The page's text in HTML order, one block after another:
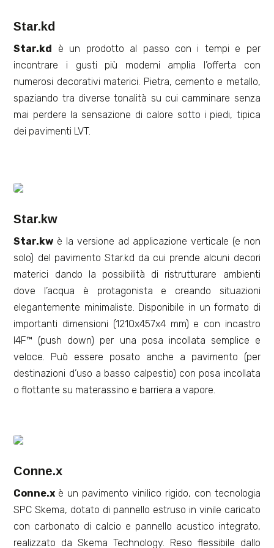
Star.kd
Star.kd è un prodotto al passo con i tempi e per
incontrare i gusti più moderni amplia l’offerta con
numerosi decorativi materici. Pietra, cemento e metallo,
spaziando tra diverse tonalità su cui camminare senza
mai perdere la sensazione di calore sotto i piedi, tipica
dei pavimenti LVT.
Star.kw
Star.kw è la versione ad applicazione verticale (e non
solo) del pavimento Star.kd da cui prende alcuni decori
materici dando la possibilità di ristrutturare ambienti
dove l’acqua è protagonista e creando situazioni
elegantemente minimaliste. Disponibile in un formato di
importanti dimensioni (1210x457x4 mm) e con incastro
I4F™ (push down) per una posa incollata semplice e
veloce. Può essere posato anche a pavimento (per
destinazioni d’uso a basso calpestio) con posa incollata
o flottante su materassino e barriera a vapore.
Conne.x
Conne.x è un pavimento vinilico rigido, con tecnologia
SPC Skema, dotato di pannello estruso in vinile caricato
con carbonato di calcio e pannello acustico integrato,
realizzato da Skema Technology. Reso flessibile dallo